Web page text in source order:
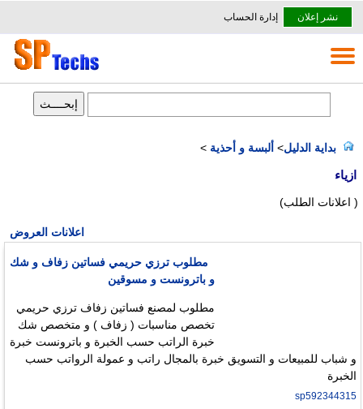
نشر إعلان إدارة الحساب
بداية الدليل> ألبسة و أحذية >
ازياء
( اعلانات الطلب)
اعلانات العروض
مطلوب ترزي حريمي فساتين زفاف و شك
و باترونست و مسوقين
مطلوب لمصنع فساتين زفاف ترزي حريمي
تخصص مناسبات ( زفاف ) و متخصص شك
خبرة الراتب حسب الخبرة و باترونست خبرة
و شباب للمبيعات و التسويق خبرة بالمجال راتب و عمولة الرواتب حسب
الخبرة
sp592344315